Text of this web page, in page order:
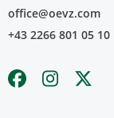
office@oevz.com
+43 2266 801 05 10